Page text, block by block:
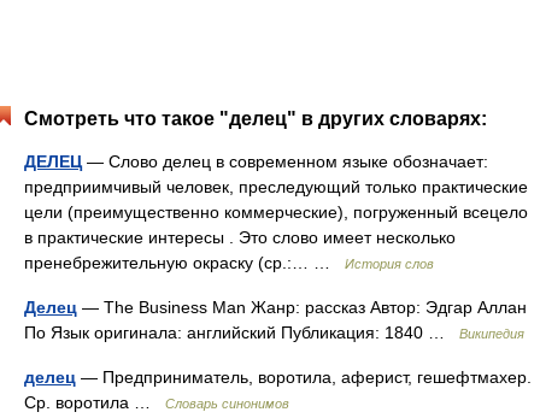
Смотреть что такое "делец" в других словарях:
ДЕЛЕЦ — Слово делец в современном языке обозначает:
предприимчивый человек, преследующий только практические
цели (преимущественно коммерческие), погруженный всецело
в практические интересы . Это слово имеет несколько
пренебрежительную окраску (ср.:… …
История слов
Делец — The Business Man Жанр: рассказ Автор: Эдгар Аллан
По Язык оригинала: английский Публикация: 1840 …
Википедия
делец — Предприниматель, воротила, аферист, гешефтмахер.
Ср. воротила …
Словарь синонимов